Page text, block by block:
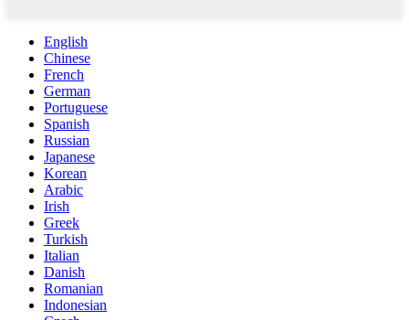
English
Chinese
French
German
Portuguese
Spanish
Russian
Japanese
Korean
Arabic
Irish
Greek
Turkish
Italian
Danish
Romanian
Indonesian